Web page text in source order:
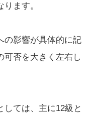
ります。
の影響が具体的に記
可否を大きく左右し
ては、主に12級と